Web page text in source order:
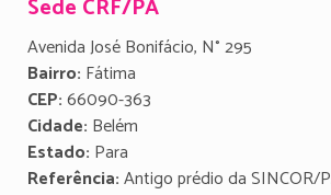
Sede CRF/PA
Avenida José Bonifácio, N° 295
Bairro: Fátima
CEP:66090-363
Cidade: Belém
Estado: Para
Referência:Antigo prédio da SINCOR/